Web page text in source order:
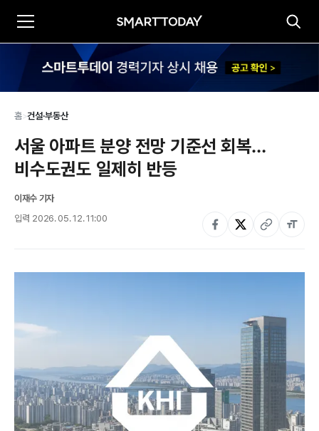
홈>건설·부동산
서울 아파트 분양 전망 기준선 회복…
비수도권도 일제히 반등
이재수 기자
입력 2026. 05. 12. 11:00